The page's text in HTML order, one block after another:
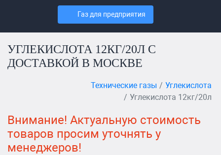
Газ для предприятия
УГЛЕКИСЛОТА 12КГ/20Л С
ДОСТАВКОЙ В МОСКВЕ
Технические газы
Углекислота
Углекислота 12кг/20л
Внимание! Актуальную стоимость
товаров просим уточнять у
менеджеров!